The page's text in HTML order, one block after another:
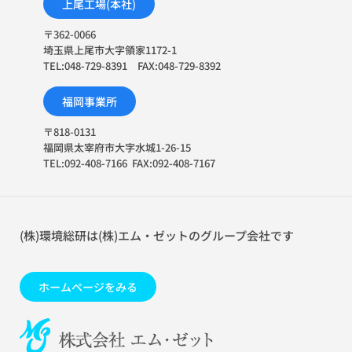
上尾工場(本社)
〒362-0066
埼玉県上尾市大字領家1172-1
TEL:048-729-8391 FAX:048-729-8392
福岡事業所
〒818-0131
福岡県太宰府市大字水城1-26-15
TEL:092-408-7166 FAX:092-408-7167
(株)環境総研は(株)エム・ゼットのグループ会社です
ホームページをみる